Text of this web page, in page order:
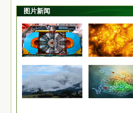
图片新闻